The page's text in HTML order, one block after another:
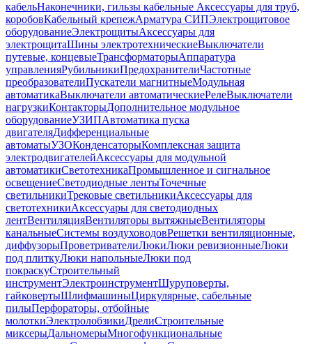
кабельНаконечники, гильзы кабельные Аксессуары для труб,
коробовКабельный крепежАрматура СИПЭлектрощитовое
оборудованиеЭлектрощитыАксессуары для
электрощитаШины электротехническиеВыключатели
путевые, концевыеТрансформаторыАппаратура
управленияРубильникиПредохранителиЧастотные
преобразователиПускатели магнитныеМодульная
автоматикаВыключатели автоматическиеРелеВыключатели
нагрузкиКонтакторыДополнительное модульное
оборудованиеУЗИПАвтоматика пуска
двигателяДифференциальные
автоматыУЗОКонденсаторыКомплексная защита
электродвигателейАксессуары для модульной
автоматикиСветотехникаПромышленное и сигнальное
освещениеСветодиодные лентыТочечные
светильникиТрековые светильникиАксессуары для
светотехникиАксессуары для светодиодных
лентВентиляцияВентиляторы вытяжныеВентиляторы
канальныеСистемы воздуховодовРешетки вентиляционные,
диффузорыПроветривателиЛюкиЛюки ревизионныеЛюки
под плиткуЛюки напольныеЛюки под
покраскуСтроительный
инструментЭлектроинструментШуруповерты,
гайковертыШлифмашиныЦиркулярные, сабельные
пилыПерфораторы, отбойные
молоткиЭлектролобзикиДрелиСтроительные
миксерыДальномерыМногофункциональные